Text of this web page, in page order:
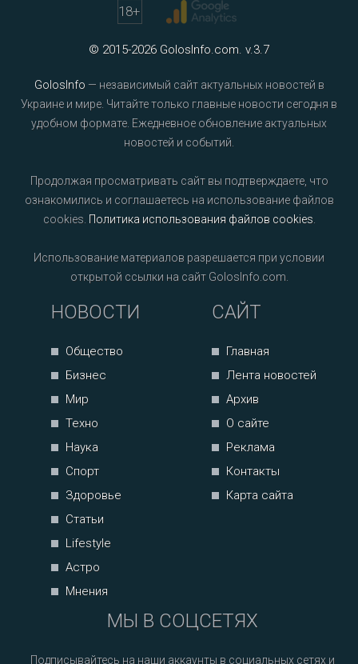
18+
© 2015-2026 GolosInfo.com. v.3.7
GolosInfo — независимый сайт актуальных новостей в
Украине и мире. Читайте только главные новости сегодня в
удобном формате. Ежедневное обновление актуальных
новостей и событий.
Продолжая просматривать сайт вы подтверждаете, что
ознакомились и соглашаетесь на использование файлов
cookies. Политика использования файлов cookies
Использование материалов разрешается при условии
открытой ссылки на сайт GolosInfo.com.
НОВОСТИ
Общество
Бизнес
Мир
Техно
Наука
Спорт
Здоровье
Статьи
Lifestyle
Астро
Мнения
САЙТ
Главная
Лента новостей
Архив
О сайте
Реклама
Контакты
Карта сайта
МЫ В СОЦСЕТЯХ
Подписывайтесь на наши аккаунты в социальных сетях и